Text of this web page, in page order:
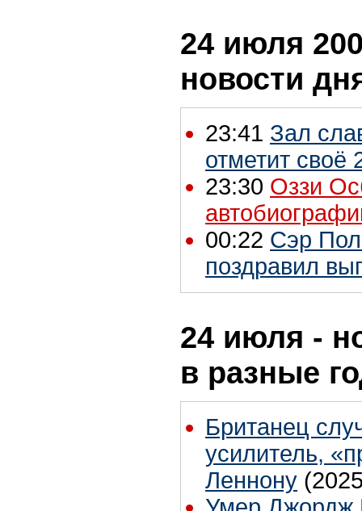
24 июля
новости
23:41 Зал
отметит своё
23:30 Оззи
00:22 Сэр
поздравил
24 июля -
в разные
Британец
усилитель,
Леннону